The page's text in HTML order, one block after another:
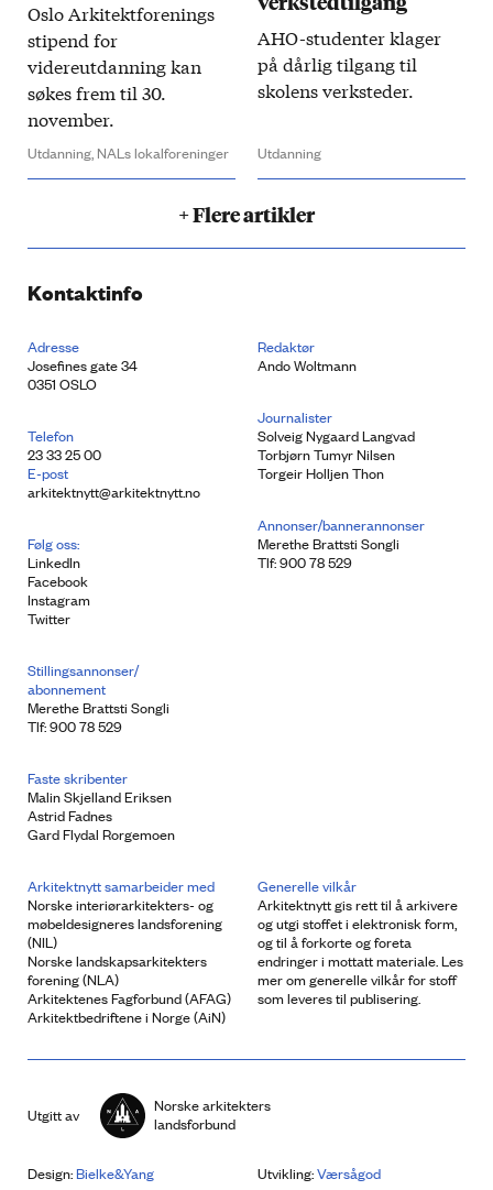
Oslo Arkitektforenings
stipend for
videreutdanning kan
søkes frem til 30.
november.
Utdanning, NALs lokalforeninger
AHO-studenter klager
på dårlig tilgang til
skolens verksteder.
Utdanning
+ Flere artikler
Kontaktinfo
Adresse
Josefines gate 34
0351 OSLO
Telefon
23 33 25 00
E-post
arkitektnytt@arkitektnytt.no
Følg oss:
LinkedIn
Facebook
Instagram
Twitter
Redaktør
Ando Woltmann
Journalister
Solveig Nygaard Langvad
Torbjørn Tumyr Nilsen
Torgeir Holljen Thon
Annonser/bannerannonser
Merethe Brattsti Songli
Tlf: 900 78 529
Stillingsannonser/
abonnement
Merethe Brattsti Songli
Tlf: 900 78 529
Faste skribenter
Malin Skjelland Eriksen
Astrid Fadnes
Gard Flydal Rorgemoen
Arkitektnytt samarbeider med
Norske interiørarkitekters- og
møbeldesigneres landsforening
(NIL)
Norske landskapsarkitekters
forening (NLA)
Arkitektenes Fagforbund (AFAG)
Arkitektbedriftene i Norge (AiN)
Generelle vilkår
Arkitektnytt gis rett til å arkivere
og utgi stoffet i elektronisk form,
og til å forkorte og foreta
endringer i mottatt materiale. Les
mer om generelle vilkår for stoff
som leveres til publisering.
Utgitt av
Norske arkitekters
landsforbund
Design:Bielke&Yang Utvikling:Værsågod